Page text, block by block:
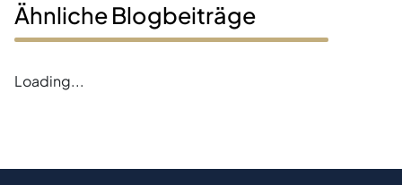
Ähnliche Blogbeiträge
Loading...